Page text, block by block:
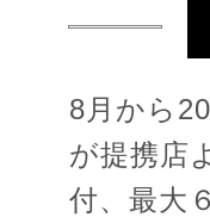
8月から
が提携店
付、最大